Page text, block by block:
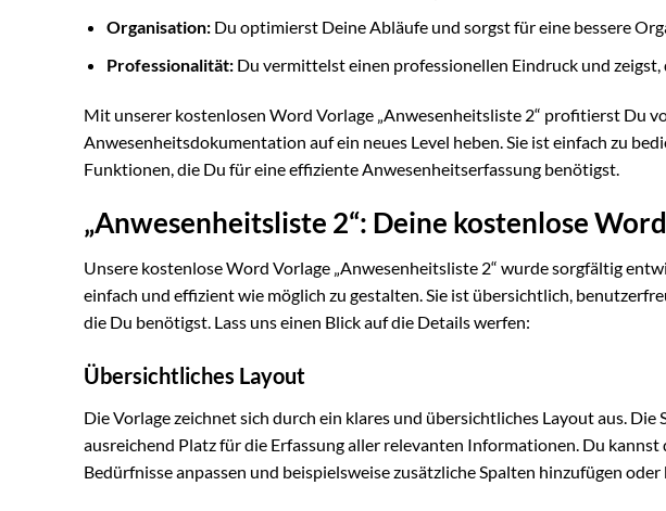
Organisation:Du optimierst Deine Abläufe und sorgst für eine bessere
Professionalität:Du vermittelst einen professionellen Eindruck und
Mit unserer kostenlosen Word Vorlage „Anwesenheitsliste 2“ profitierst Du
Anwesenheitsdokumentation auf ein neues Level heben. Sie ist einfach zu
Funktionen, die Du für eine effiziente Anwesenheitserfassung benötigst.
„Anwesenheitsliste 2“: Deine kostenlose
Unsere kostenlose Word Vorlage „Anwesenheitsliste 2“ wurde sorgfältig
einfach und effizient wie möglich zu gestalten. Sie ist übersichtlich,
die Du benötigst. Lass uns einen Blick auf die Details werfen:
Übersichtliches Layout
Die Vorlage zeichnet sich durch ein klares und übersichtliches Layout aus.
ausreichend Platz für die Erfassung aller relevanten Informationen. Du
Bedürfnisse anpassen und beispielsweise zusätzliche Spalten hinzufügen